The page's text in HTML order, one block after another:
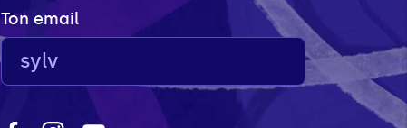
Ton email